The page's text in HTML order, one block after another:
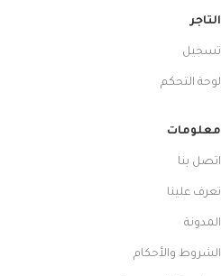
التاجر
تسجيل
لوحة التحكم
معلومات
اتصل بنا
تعرف علينا
المدونة
الشروط والأحكام